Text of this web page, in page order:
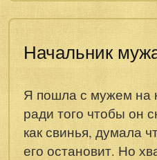
Начальник
Я пошла с мужем на
ради того чтобы он
как свинья, думала
его остановит. Но